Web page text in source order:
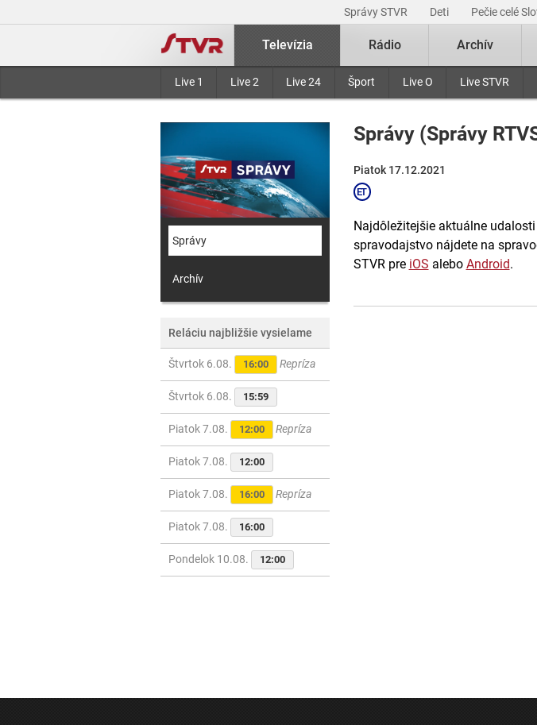
Správy STVR Deti Pečie celé
Televízia
Live 1 Live 2 Live 24 Šport Live O Live STVR
Rádio Archív
Správy
Archív
Reláciu najbližšie vysielame
Štvrtok 6.08. 16:00 Repríza
Štvrtok 6.08. 15:59
Piatok 7.08. 12:00 Repríza
Piatok 7.08. 12:00
Piatok 7.08. 16:00 Repríza
Piatok 7.08. 16:00
Pondelok 10.08. 12:00
Správy (Správy
Piatok 17.12.2021
Najdôležitejšie aktuálne
spravodajstvo nájdete na
STVR pre iOS alebo Android.